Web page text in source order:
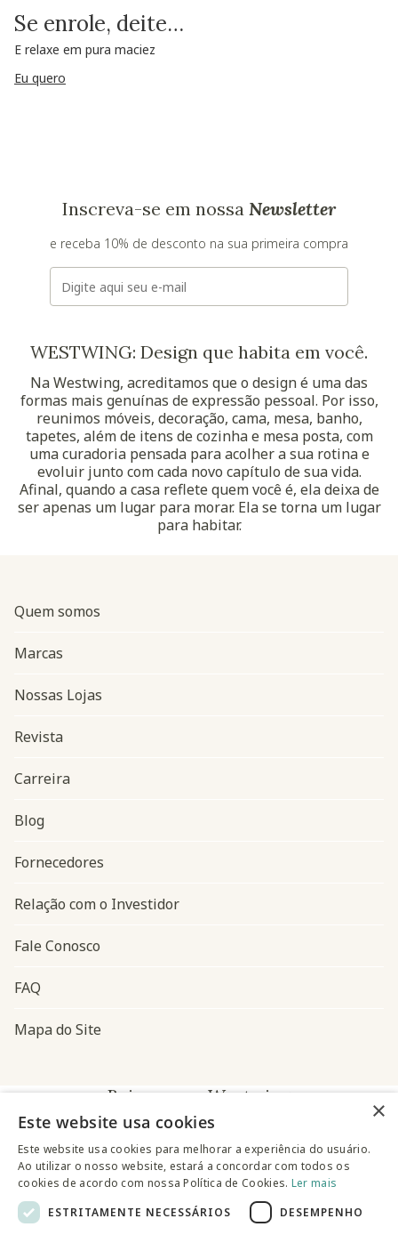
Se enrole, deite…
E relaxe em pura maciez
Eu quero
Inscreva-se em nossa Newsletter
e receba 10% de desconto na sua primeira compra
E-mail
WESTWING: Design que habita em você.
Na Westwing, acreditamos que o design é uma das
formas mais genuínas de expressão pessoal. Por isso,
reunimos móveis, decoração, cama, mesa, banho,
tapetes, além de itens de cozinha e mesa posta, com
uma curadoria pensada para acolher a sua rotina e
evoluir junto com cada novo capítulo de sua vida.
Afinal, quando a casa reflete quem você é, ela deixa de
ser apenas um lugar para morar. Ela se torna um lugar
para habitar.
Navegação do rodapé
Quem somos
Marcas
Nossas Lojas
Revista
Carreira
Blog
Fornecedores
Relação com o Investidor
Fale Conosco
FAQ
Mapa do Site
Baixe o app Westwing
×
Este website usa cookies
Este website usa cookies para melhorar a experiência do usuário.
Ao utilizar o nosso website, estará a concordar com todos os
cookies de acordo com nossa Política de Cookies. Ler mais
ESTRITAMENTE NECESSÁRIOS
DESEMPENHO